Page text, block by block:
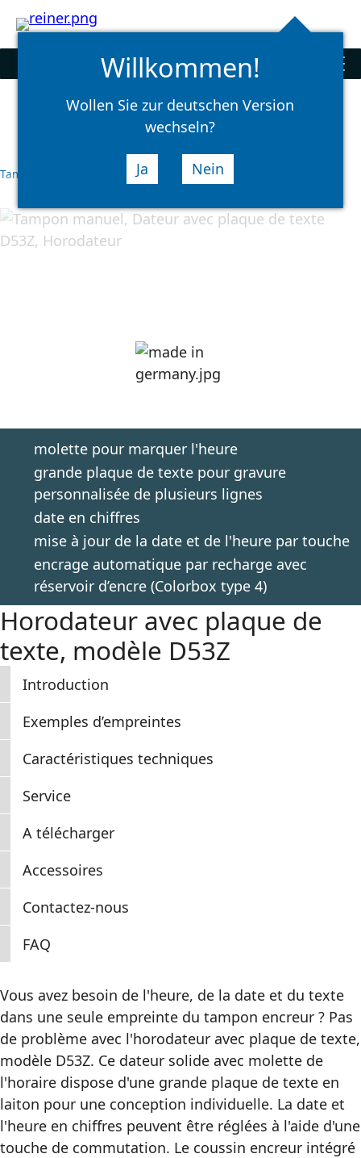
Rechercher
select
language
Tampons Tampons manuels Dateurs
molette pour marquer l'heure
grande plaque de texte pour gravure
personnalisée de plusieurs lignes
date en chiffres
mise à jour de la date et de l'heure par touche
encrage automatique par recharge avec
réservoir d’encre (Colorbox type 4)
Horodateur avec plaque de
texte, modèle D53Z
Introduction
Exemples d’empreintes
Caractéristiques techniques
Service
A télécharger
Accessoires
Contactez-nous
FAQ
Vous avez besoin de l'heure, de la date et du texte
dans une seule empreinte du tampon encreur ? Pas
de problème avec l'horodateur avec plaque de texte,
modèle D53Z. Ce dateur solide avec molette de
l'horaire dispose d'une grande plaque de texte en
laiton pour une conception individuelle. La date et
l'heure en chiffres peuvent être réglées à l'aide d'une
touche de commutation. Le coussin encreur intégré
Willkommen!
Wollen Sie zur deutschen Version
wechseln?
Ja Nein